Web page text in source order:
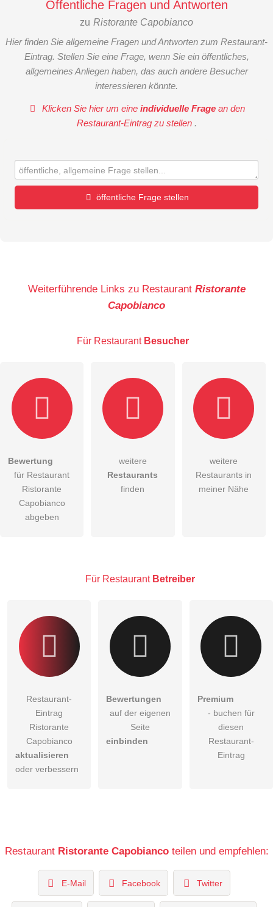
Öffentliche Fragen und Antworten
zu Ristorante Capobianco
Hier finden Sie allgemeine Fragen und Antworten zum Restaurant-
Eintrag. Stellen Sie eine Frage, wenn Sie ein öffentliches,
allgemeines Anliegen haben, das auch andere Besucher
interessieren könnte.
Klicken Sie hier um eineindividuelle Frage an den
Restaurant-Eintrag zu stellen .
öffentliche Frage stellen
Die Datenschutzerklärunghabe ich zur Kenntnis genommen.
öffentliche Frage stellen
Restaurant-Eintrag zu stellen.
Weiterführende Links zu Restaurant Ristorante
Capobianco
Für Restaurant Besucher
Bewertung
für Restaurant
Ristorante
Capobianco
abgeben
weitere
Restaurants
finden
weitere
Restaurants in
meiner Nähe
Für Restaurant Betreiber
Restaurant-
Eintrag
Ristorante
Capobianco
aktualisieren
oder verbessern
Bewertungen
auf der eigenen
Seite
einbinden
Premium
- buchen für
diesen
Restaurant-
Eintrag
Restaurant Ristorante Capobiancoteilen und empfehlen:
E-Mail Facebook Twitter